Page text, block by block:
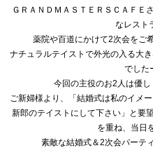
ＧＲＡＮＤＭＡＳＴＥＲＳＣＡＦＥ
なレスト
薬院や百道にかけて2次会をご
ナチュラルテイストで外光の入る大き
でした
今回の主役のお2人は優し
ご新婦様より、「結婚式は私のイメ
新郎のテイストにして下さい」と要望
を重ね、当日
素敵な結婚式＆2次会パー